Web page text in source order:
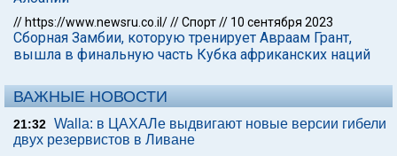
// https://www.newsru.co.il///Спорт// 10 сентября 2023
Сборная Замбии, которую тренирует Авраам Грант,
вышла в финальную часть Кубка африканских наций
ВАЖНЫЕ НОВОСТИ
21:32 Walla: в ЦАХАЛе выдвигают новые версии гибели
двух резервистов в Ливане